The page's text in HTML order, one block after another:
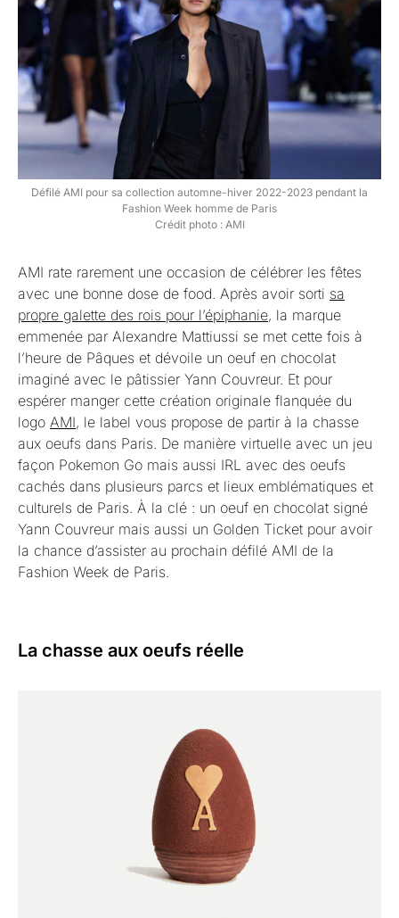
Défilé AMI pour sa collection automne-hiver 2022-2023 pendant la
Fashion Week homme de Paris
Crédit photo : AMI
AMI rate rarement une occasion de célébrer les fêtes
avec une bonne dose de food. Après avoir sorti sa
propre galette des rois pour l’épiphanie, la marque
emmenée par Alexandre Mattiussi se met cette fois à
l’heure de Pâques et dévoile un oeuf en chocolat
imaginé avec le pâtissier Yann Couvreur. Et pour
espérer manger cette création originale flanquée du
logo AMI, le label vous propose de partir à la chasse
aux oeufs dans Paris. De manière virtuelle avec un jeu
façon Pokemon Go mais aussi IRL avec des oeufs
cachés dans plusieurs parcs et lieux emblématiques et
culturels de Paris. À la clé : un oeuf en chocolat signé
Yann Couvreur mais aussi un Golden Ticket pour avoir
la chance d’assister au prochain défilé AMI de la
Fashion Week de Paris.
La chasse aux oeufs réelle